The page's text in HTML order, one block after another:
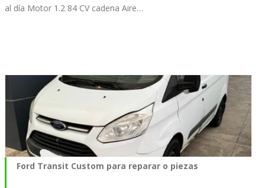
al día Motor 1.2 84 CV cadena Aire…
Ford Transit Custom para reparar o piezas